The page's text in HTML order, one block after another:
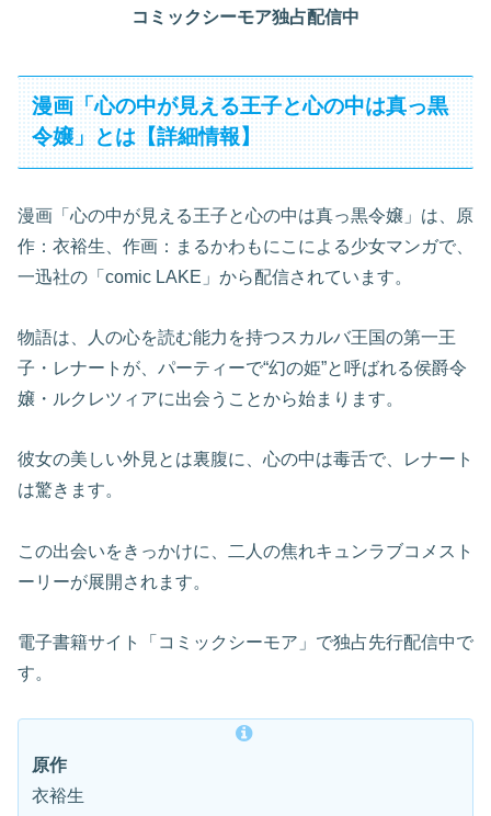
コミックシーモア独占配信中
漫画「心の中が見える王子と心の中は真っ黒
令嬢」とは【詳細情報】
漫画「心の中が見える王子と心の中は真っ黒令嬢」は、原
作：衣裕生、作画：まるかわもにこによる少女マンガで、
一迅社の「comic LAKE」から配信されています。
物語は、人の心を読む能力を持つスカルバ王国の第一王
子・レナートが、パーティーで“幻の姫”と呼ばれる侯爵令
嬢・ルクレツィアに出会うことから始まります。
彼女の美しい外見とは裏腹に、心の中は毒舌で、レナート
は驚きます。
この出会いをきっかけに、二人の焦れキュンラブコメスト
ーリーが展開されます。
電子書籍サイト「コミックシーモア」で独占先行配信中で
す。
原作
衣裕生